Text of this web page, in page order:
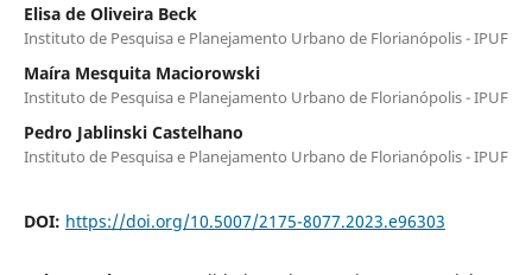
Elisa de Oliveira Beck
Instituto de Pesquisa e Planejamento Urbano de Florianópolis - IPUF
Maíra Mesquita Maciorowski
Instituto de Pesquisa e Planejamento Urbano de Florianópolis - IPUF
Pedro Jablinski Castelhano
Instituto de Pesquisa e Planejamento Urbano de Florianópolis - IPUF
DOI: https://doi.org/10.5007/2175-8077.2023.e96303